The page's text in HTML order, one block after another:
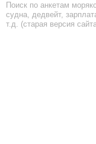
Поиск по анкетам
судна, дедвейт,
т.д. (старая версия